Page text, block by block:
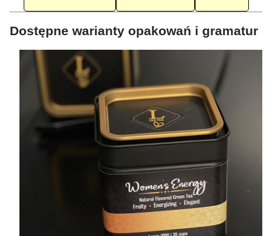
Dostępne warianty opakowań i gramatur